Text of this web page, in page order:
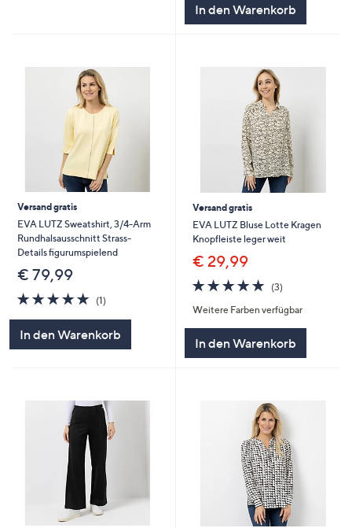
In den Warenkorb
Versand gratis
EVA LUTZ Sweatshirt, 3/4-Arm
Rundhalsausschnitt Strass-
Details figurumspielend
€ 79,99
5.0
von
(1)1
In den Warenkorb
Versand gratis
EVA LUTZ Bluse Lotte Kragen
Knopfleiste leger weit
€ 29,99
5.0
von
5
(3)3
Weitere Farben verfügbar
In den Warenkorb